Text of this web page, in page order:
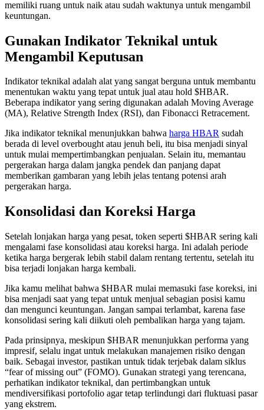
memiliki ruang untuk naik atau sudah waktunya untuk mengambil
keuntungan.
Gunakan Indikator Teknikal untuk
Mengambil Keputusan
Indikator teknikal adalah alat yang sangat berguna untuk membantu
menentukan waktu yang tepat untuk jual atau hold $HBAR.
Beberapa indikator yang sering digunakan adalah Moving Average
(MA), Relative Strength Index (RSI), dan Fibonacci Retracement.
Jika indikator teknikal menunjukkan bahwa harga HBAR sudah
berada di level overbought atau jenuh beli, itu bisa menjadi sinyal
untuk mulai mempertimbangkan penjualan. Selain itu, memantau
pergerakan harga dalam jangka pendek dan panjang dapat
memberikan gambaran yang lebih jelas tentang potensi arah
pergerakan harga.
Konsolidasi dan Koreksi Harga
Setelah lonjakan harga yang pesat, token seperti $HBAR sering kali
mengalami fase konsolidasi atau koreksi harga. Ini adalah periode
ketika harga bergerak lebih stabil dalam rentang tertentu, setelah itu
bisa terjadi lonjakan harga kembali.
Jika kamu melihat bahwa $HBAR mulai memasuki fase koreksi, ini
bisa menjadi saat yang tepat untuk menjual sebagian posisi kamu
dan mengunci keuntungan. Jangan sampai terlambat, karena fase
konsolidasi sering kali diikuti oleh pembalikan harga yang tajam.
Pada prinsipnya, meskipun $HBAR menunjukkan performa yang
impresif, selalu ingat untuk melakukan manajemen risiko dengan
baik. Sebagai investor, pastikan untuk tidak terjebak dalam siklus
“fear of missing out” (FOMO). Gunakan strategi yang terencana,
perhatikan indikator teknikal, dan pertimbangkan untuk
mendiversifikasi portofolio agar tetap terlindungi dari fluktuasi pasar
yang ekstrem.